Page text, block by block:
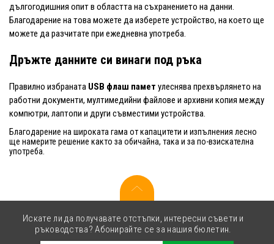
дългогодишния опит в областта на съхранението на данни.
Благодарение на това можете да изберете устройство, на което ще
можете да разчитате при ежедневна употреба.
Дръжте данните си винаги под ръка
Правилно избраната USB флаш памет улеснява прехвърлянето на
работни документи, мултимедийни файлове и архивни копия между
компютри, лаптопи и други съвместими устройства.
Благодарение на широката гама от капацитети и изпълнения лесно
ще намерите решение както за обичайна, така и за по-взискателна
употреба.
Искате ли да получавате отстъпки, интересни съвети и
ръководства? Абонирайте се за нашия бюлетин.